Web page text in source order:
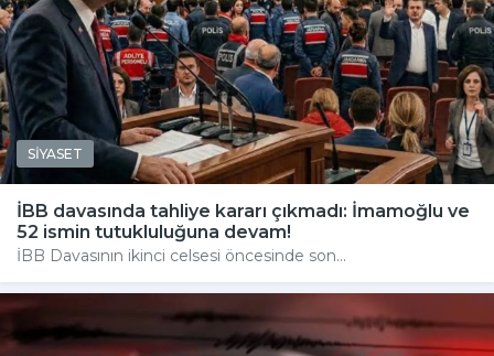
SİYASET
İBB davasında tahliye kararı çıkmadı: İmamoğlu ve
52 ismin tutukluluğuna devam!
İBB Davasının ikinci celsesi öncesinde son...